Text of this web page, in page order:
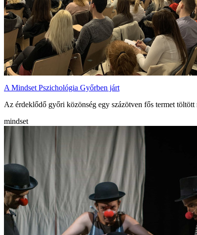
A Mindset Pszichológia Győrben járt
Az érdeklődő győri közönség egy százötven fős termet
mindset